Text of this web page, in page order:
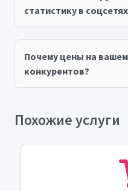
статистику в
Почему цены на
конкурентов?
Похожие услуги